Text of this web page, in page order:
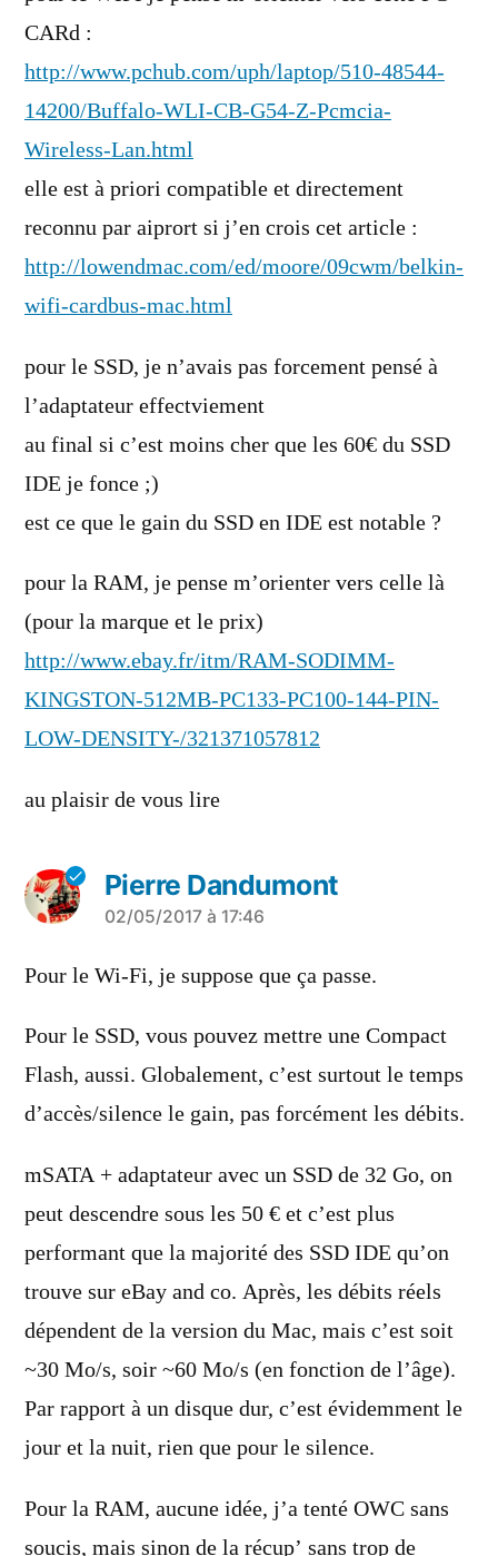
CARd :
http://www.pchub.com/uph/laptop/510-48544-
14200/Buffalo-WLI-CB-G54-Z-Pcmcia-
Wireless-Lan.html
elle est à priori compatible et directement
reconnu par aiprort si j’en crois cet article :
http://lowendmac.com/ed/moore/09cwm/belkin-
wifi-cardbus-mac.html
pour le SSD, je n’avais pas forcement pensé à
l’adaptateur effectviement
au final si c’est moins cher que les 60€ du SSD
IDE je fonce ;)
est ce que le gain du SSD en IDE est notable ?
pour la RAM, je pense m’orienter vers celle là
(pour la marque et le prix)
http://www.ebay.fr/itm/RAM-SODIMM-
KINGSTON-512MB-PC133-PC100-144-PIN-
LOW-DENSITY-/321371057812
au plaisir de vous lire
Pierre Dandumont
a
dit :
02/05/2017 à 17:46
Pour le Wi-Fi, je suppose que ça passe.
Pour le SSD, vous pouvez mettre une Compact
Flash, aussi. Globalement, c’est surtout le temps
d’accès/silence le gain, pas forcément les débits.
mSATA + adaptateur avec un SSD de 32 Go, on
peut descendre sous les 50 € et c’est plus
performant que la majorité des SSD IDE qu’on
trouve sur eBay and co. Après, les débits réels
dépendent de la version du Mac, mais c’est soit
~30 Mo/s, soir ~60 Mo/s (en fonction de l’âge).
Par rapport à un disque dur, c’est évidemment le
jour et la nuit, rien que pour le silence.
Pour la RAM, aucune idée, j’a tenté OWC sans
soucis, mais sinon de la récup’ sans trop de